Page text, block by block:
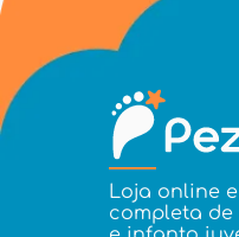
Loja online
completa